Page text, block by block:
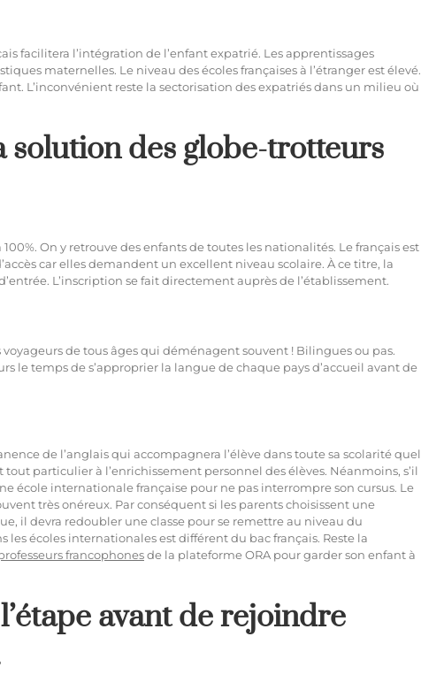
facilitera l’intégration de l’enfant expatrié. Les apprentissages
maternelles. Le niveau des écoles françaises à l’étranger est élevé.
L’inconvénient reste la sectorisation des expatriés dans un milieu où
solution des globe-trotteurs
On y retrouve des enfants de toutes les nationalités. Le français est
car elles demandent un excellent niveau scolaire. À ce titre, la
L’inscription se fait directement auprès de l’établissement.
de tous âges qui déménagent souvent ! Bilingues ou pas.
le temps de s’approprier la langue de chaque pays d’accueil avant de
de l’anglais qui accompagnera l’élève dans toute sa scolarité quel
particulier à l’enrichissement personnel des élèves. Néanmoins, s’il
école internationale française pour ne pas interrompre son cursus. Le
très onéreux. Par conséquent si les parents choisissent une
il devra redoubler une classe pour se remettre au niveau du
écoles internationales est différent du bac français. Reste la
francophonesde la plateforme ORA pour garder son enfant à
avant de rejoindre